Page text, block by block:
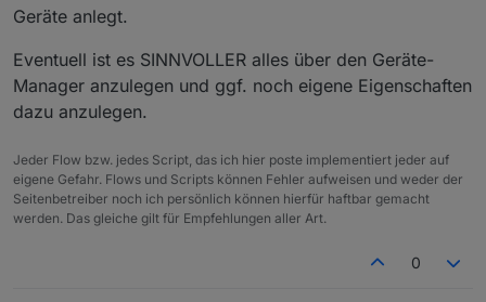
Geräte anlegt.
Eventuell ist es SINNVOLLER alles über den Geräte-
Manager anzulegen und ggf. noch eigene Eigenschaften
dazu anzulegen.
Jeder Flow bzw. jedes Script, das ich hier poste implementiert jeder auf
eigene Gefahr. Flows und Scripts können Fehler aufweisen und weder der
Seitenbetreiber noch ich persönlich können hierfür haftbar gemacht
werden. Das gleiche gilt für Empfehlungen aller Art.
0